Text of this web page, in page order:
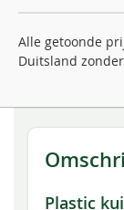
Alle getoonde
Duitsland
Plastic